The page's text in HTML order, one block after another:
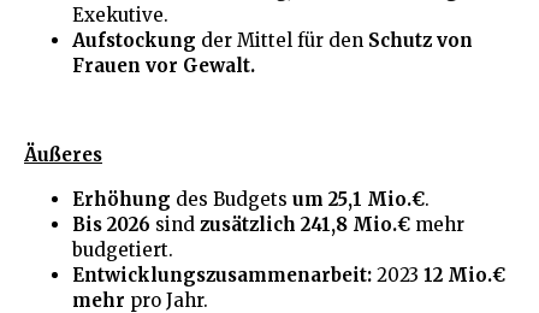
Exekutive.
Aufstockung der Mittel für den Schutz von
Frauen vor Gewalt.
Äußeres
Erhöhung des Budgets um 25,1 Mio.€.
Bis 2026 sind zusätzlich 241,8 Mio.€ mehr
budgetiert.
Entwicklungszusammenarbeit: 2023 12 Mio.€
mehr pro Jahr.